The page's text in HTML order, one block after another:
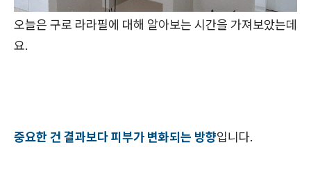
오늘은 구로 라라필에 대해 알아보는 시간을 가져보았는데
요.
중요한 건 결과보다 피부가 변화되는 방향입니다.